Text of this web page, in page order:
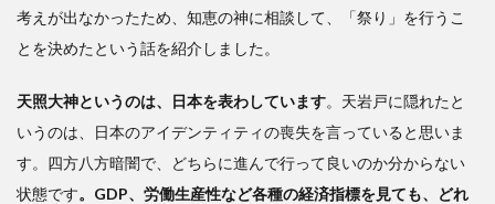
考えが出なかったため、知恵の神に相談して、「祭り」を行うこ
とを決めたという話を紹介しました。
天照大神というのは、日本を表わしています。天岩戸に隠れたと
いうのは、日本のアイデンティティの喪失を言っていると思いま
す。四方八方暗闇で、どちらに進んで行って良いのか分からない
状態です。GDP、労働生産性など各種の経済指標を見ても、どれ